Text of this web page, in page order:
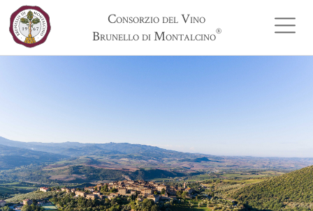
Consorzio del Vino
Brunello di Montalcino®